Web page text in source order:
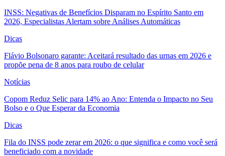
INSS: Negativas de Benefícios Disparam no Espírito Santo em
2026, Especialistas Alertam sobre Análises Automáticas
Dicas
Flávio Bolsonaro garante: Aceitará resultado das urnas em 2026 e
propõe pena de 8 anos para roubo de celular
Notícias
Copom Reduz Selic para 14% ao Ano: Entenda o Impacto no Seu
Bolso e o Que Esperar da Economia
Dicas
Fila do INSS pode zerar em 2026: o que significa e como você será
beneficiado com a novidade